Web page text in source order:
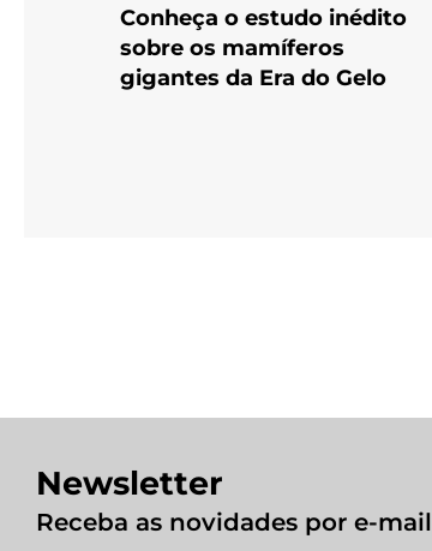
Conheça o estudo inédito
sobre os mamíferos
gigantes da Era do Gelo
Newsletter
Receba as novidades por e-mail